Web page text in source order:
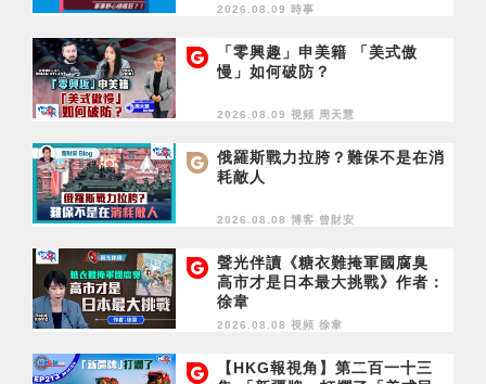
2026.08.09 時事
「零興趣」申美籍 「美式傲
慢」如何破防？
2026.08.09 視頻 周天慧
俄羅斯戰力拉胯？難保不是在消
耗敵人
2026.08.08 博客 曾財安
聲光伴讀《糖衣難掩軍國腐臭
高市才是日本最大挑戰》作者：
徐韋
2026.08.08 視頻 徐韋
【HKG報視角】第二百一十三